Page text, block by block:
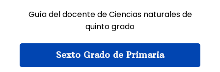
Guía del docente de Ciencias naturales de
quinto grado
Sexto Grado de Primaria